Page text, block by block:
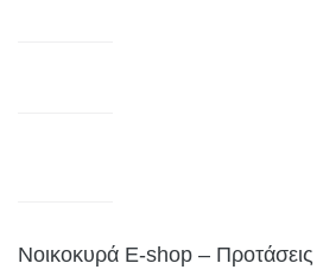
Νοικοκυρά E-shop – Προτάσεις